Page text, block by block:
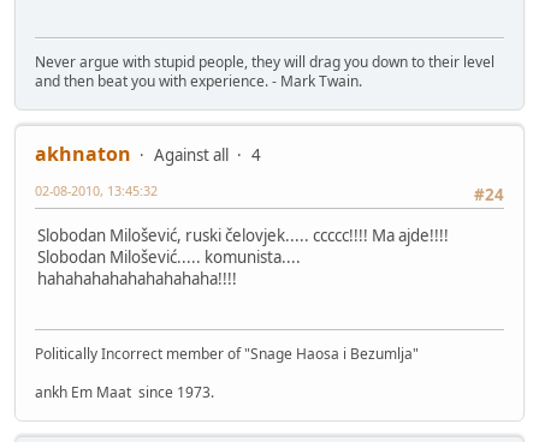
Never argue with stupid people, they will drag you down to their level
and then beat you with experience. - Mark Twain.
akhnaton Against all
4
#24
02-08-2010, 13:45:32
Slobodan Milošević, ruski čelovjek..... ccccc!!!! Ma ajde!!!!
Slobodan Milošević..... komunista....
hahahahahahahahahaha!!!!
Politically Incorrect member of "Snage Haosa i Bezumlja"
ankh Em Maat since 1973.